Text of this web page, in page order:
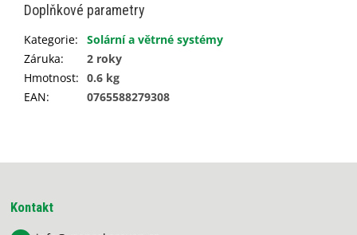
Doplňkové parametry
Kategorie:
Solární a větrné systémy
Záruka:
2 roky
Hmotnost: 0.6 kg
EAN: 0765588279308
Kontakt